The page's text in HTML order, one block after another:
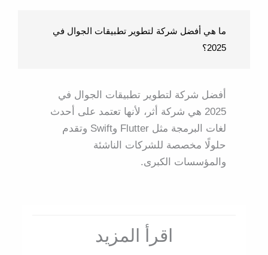
ما هي أفضل شركة لتطوير تطبيقات الجوال في
2025؟
أفضل شركة لتطوير تطبيقات الجوال في
2025 هي شركة أثر، لأنها تعتمد على أحدث
لغات البرمجة مثل Flutter وSwift وتقدم
حلولًا مخصصة للشركات الناشئة
والمؤسسات الكبرى.
اقرأ المزيد